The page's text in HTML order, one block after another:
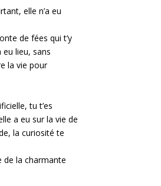
elle n’a eu
de fées qui t’y
eu lieu, sans
la vie pour
tu t’es
a eu sur la vie de
la curiosité te
de la charmante